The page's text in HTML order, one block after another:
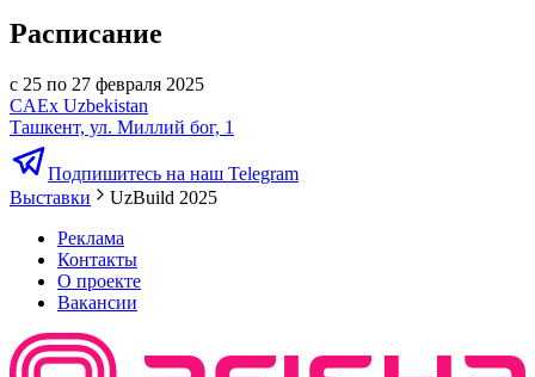
Расписание
с 25 по 27 февраля 2025
CAEx Uzbekistan
Ташкент, ул. Миллий бог, 1
Подпишитесь на наш Telegram
Выставки
UzBuild 2025
Реклама
Контакты
О проекте
Вакансии